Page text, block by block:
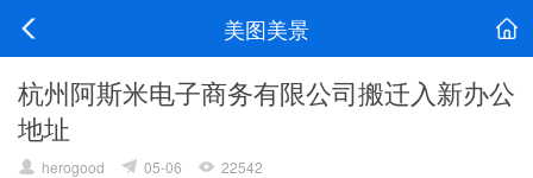
美图美景
杭州阿斯米电子商务有限公司搬迁入新办公
地址
herogood 05-06 22542